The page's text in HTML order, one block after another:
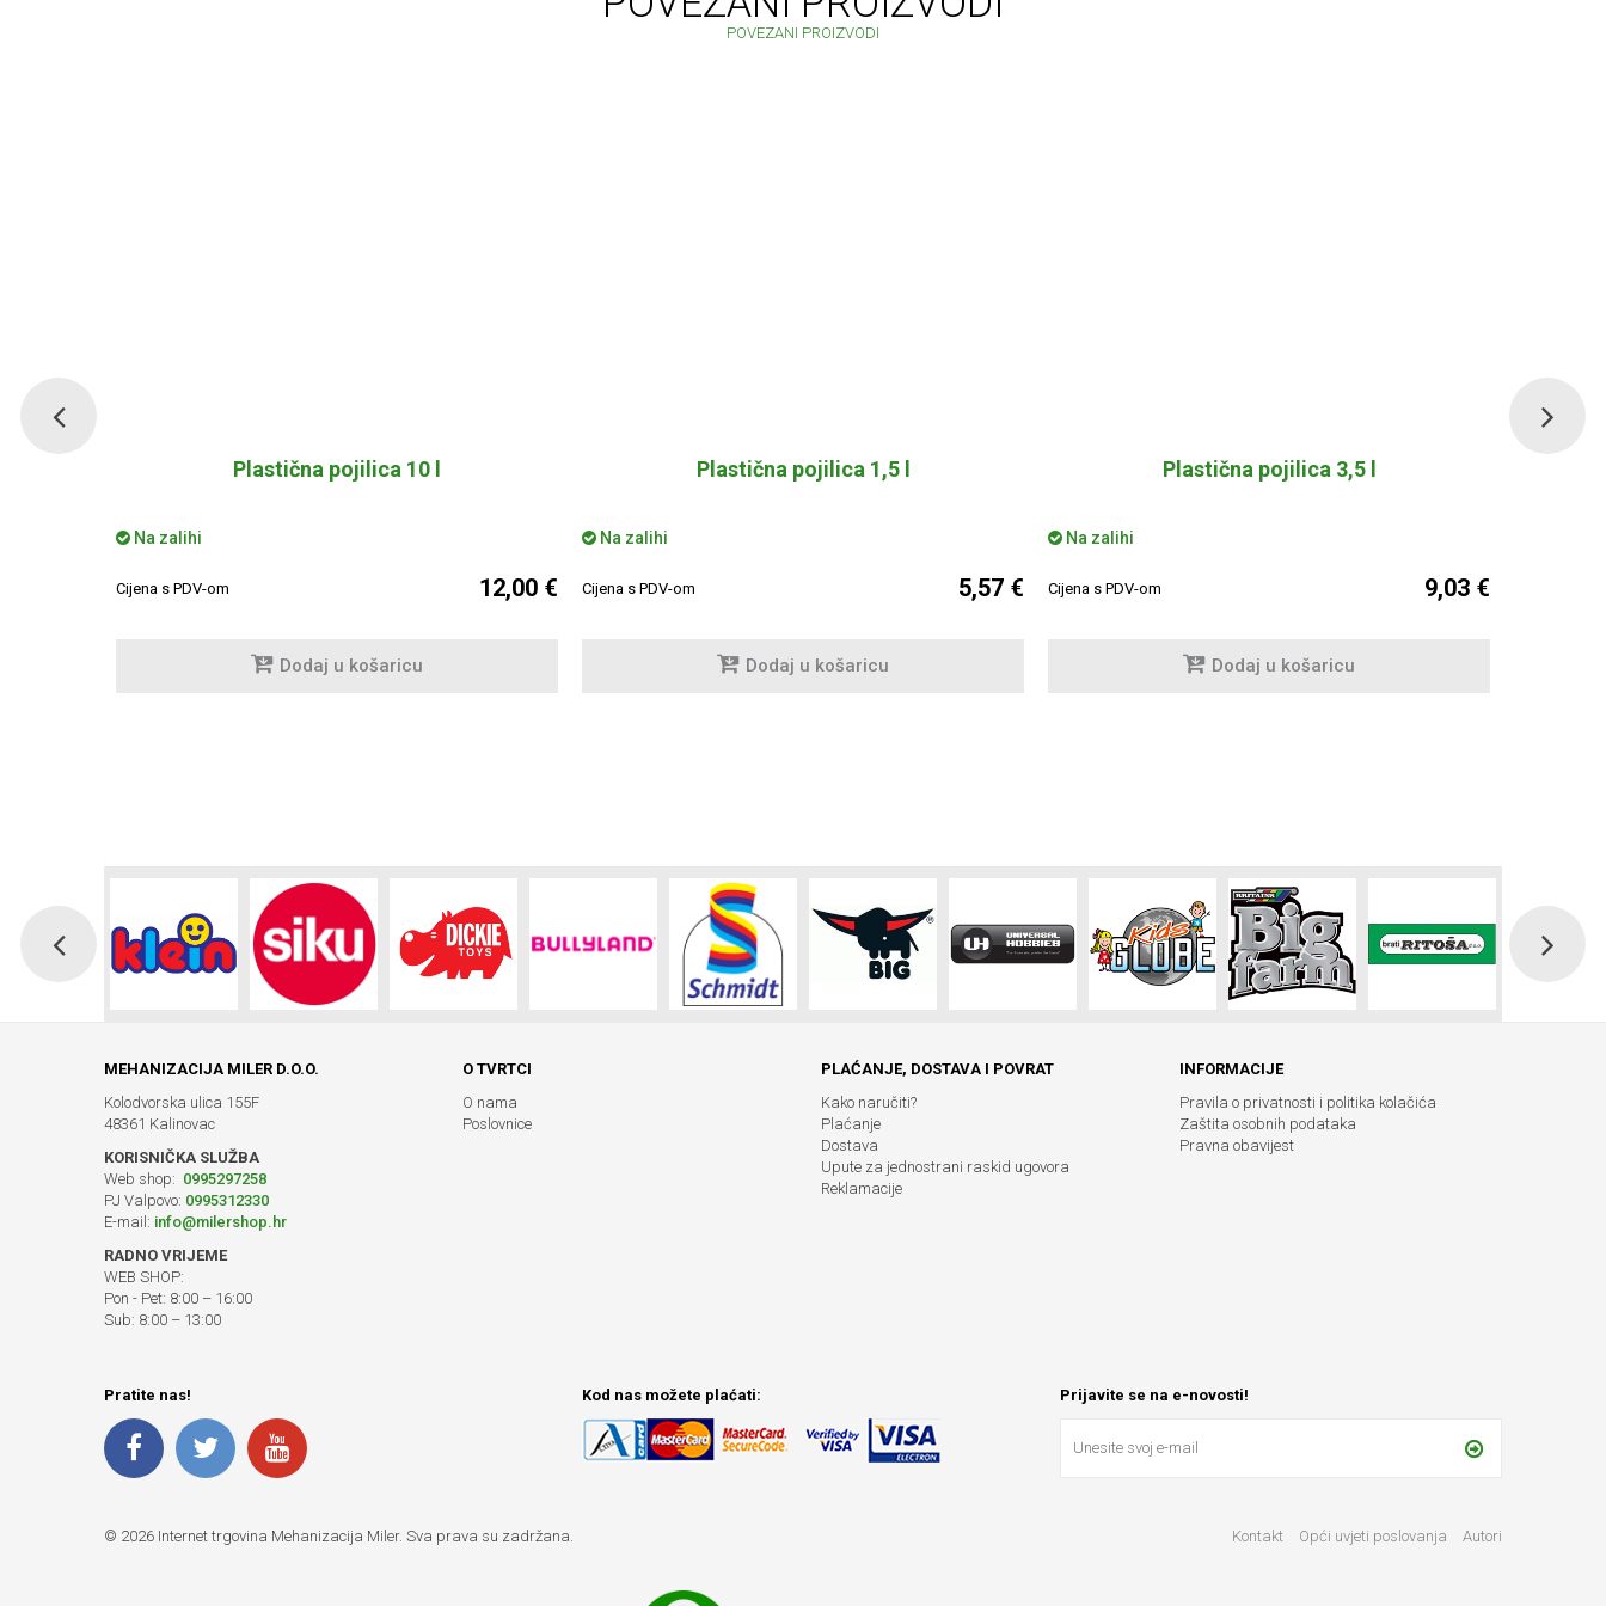
POVEZANI PROIZVODI
Plastična pojilica 10 l
Na zalihi
Cijena s PDV-om 12,00 €
Dodaj u košaricu
Plastična pojilica 1,5 l
Na zalihi
Cijena s PDV-om 5,57 €
Dodaj u košaricu
Plastična pojilica 3,5 l
Na zalihi
Cijena s PDV-om 9,03 €
Dodaj u košaricu
MEHANIZACIJA MILER D.O.O.
Kolodvorska ulica 155F
48361 Kalinovac
KORISNIČKA SLUŽBA
Web shop: 0995297258
PJ Valpovo: 0995312330
E-mail: info@milershop.hr
RADNO VRIJEME
WEB SHOP:
Pon - Pet: 8:00 – 16:00
Sub: 8:00 – 13:00
O TVRTCI
O nama
Poslovnice
PLAĆANJE, DOSTAVA I POVRAT
Kako naručiti?
Plaćanje
Dostava
Upute za jednostrani raskid ugovora
Reklamacije
INFORMACIJE
Pravila o privatnosti i politika kolačića
Zaštita osobnih podataka
Pravna obavijest
Pratite nas! Kod nas možete plaćati: Prijavite se na e-novosti!
© 2026 Internet trgovina Mehanizacija Miler. Sva prava su zadržana. Kontakt Opći uvjeti poslovanja Autori